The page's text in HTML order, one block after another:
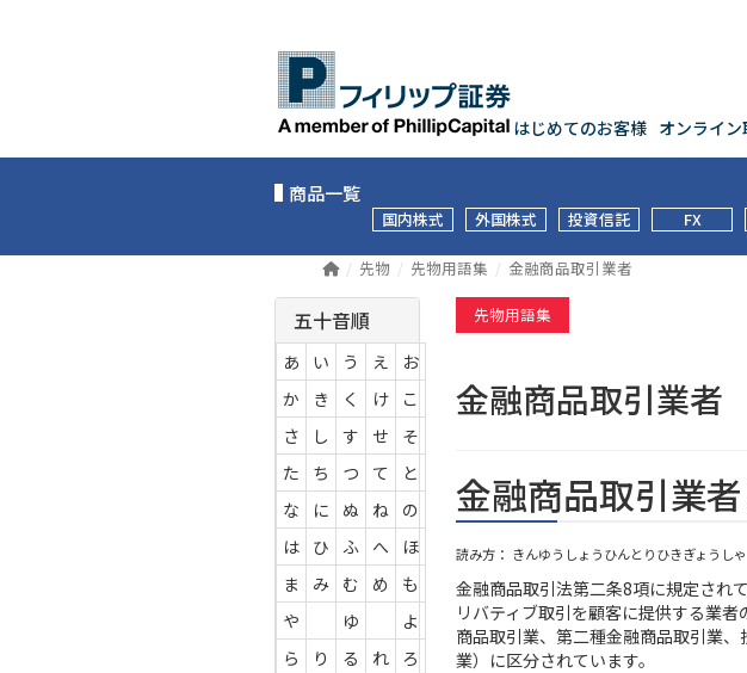
はじめてのお客様 オンライン
商品一覧
国内株式 外国株式 投資信託 FX
先物 先物用語集 金融商品取引業者
先物用語集
金融商品取引業者
金融商品取引業
読み方： きんゆうしょうひんとりひきぎょうしゃ
金融商品取引法第二条8項に規定され
リバティブ取引を顧客に提供する業
商品取引業、第二種金融商品取引業
業）に区分されています。
五十音順
あ い う え
お
か
き く け
こ
さ
し す せ
そ
た
ち つ て
と
な
に ぬ ね
の
は
ひ ふ へ
ほ
ま
み む め
も
や
ゆ
よ
ら
り る れ
ろ